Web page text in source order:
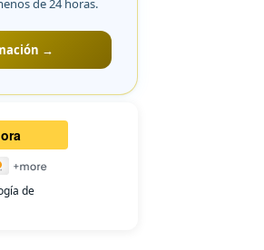
de 24 horas.
→
de